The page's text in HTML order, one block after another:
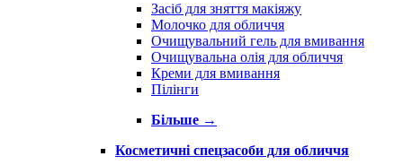
Засіб для зняття макіяжу
Молочко для обличчя
Очищувальний гель для вмивання
Очищувальна олія для обличчя
Креми для вмивання
Пілінги
Більше →
Косметичні спецзасоби для обличчя